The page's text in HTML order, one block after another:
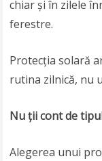
chiar și în zilele
ferestre.
Protecția solară
rutina zilnică, nu
Nu ții cont de
Alegerea unui